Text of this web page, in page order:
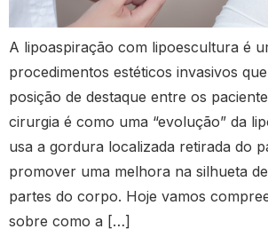
A lipoaspiração com lipoescultura é
procedimentos estéticos invasivos
posição de destaque entre os
cirurgia é como uma “evolução” da
usa a gordura localizada retirada do
promover uma melhora na silhueta
partes do corpo. Hoje vamos
sobre como a […]